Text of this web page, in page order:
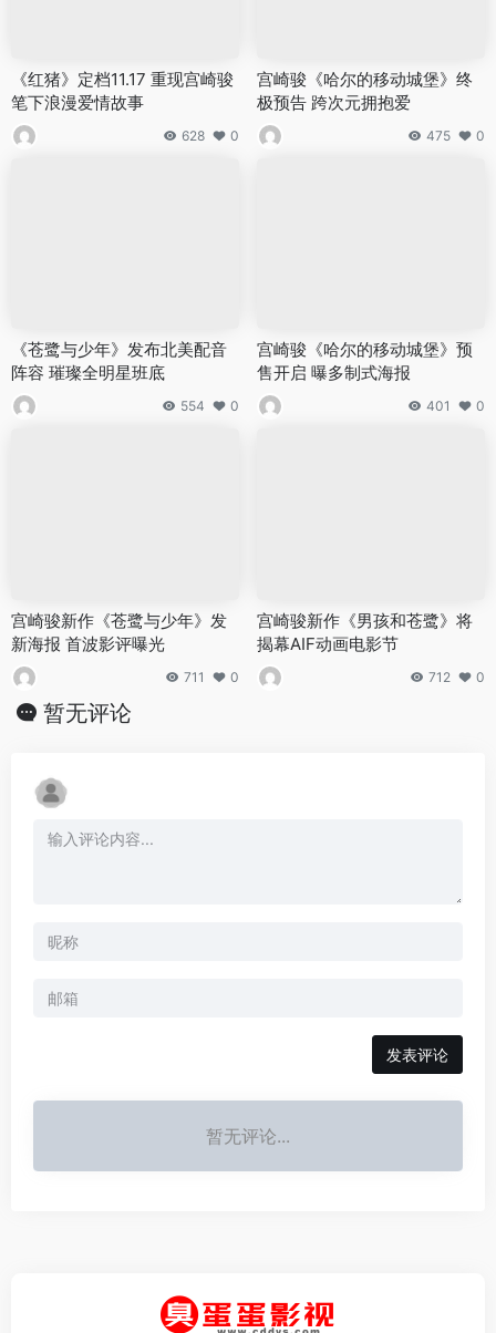
《红猪》定档11.17 重现宫崎骏
笔下浪漫爱情故事
628 0
宫崎骏《哈尔的移动城堡》终
极预告 跨次元拥抱爱
475 0
《苍鹭与少年》发布北美配音
阵容 璀璨全明星班底
554 0
宫崎骏《哈尔的移动城堡》预
售开启 曝多制式海报
401 0
宫崎骏新作《苍鹭与少年》发
新海报 首波影评曝光
711 0
宫崎骏新作《男孩和苍鹭》将
揭幕AIF动画电影节
712 0
暂无评论
发表评论
暂无评论...